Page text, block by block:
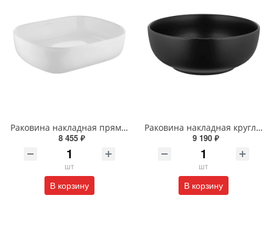
Раковина накладная прямоугольная Wonzon & Woghand TAHOE WW-RN41286-GW белая глянцевая
8 455 ₽
шт
В корзину
Раковина накладная круглая Wonzon & Woghand ERIE WW-RN4076-MB черная матовая
9 190 ₽
шт
В корзину